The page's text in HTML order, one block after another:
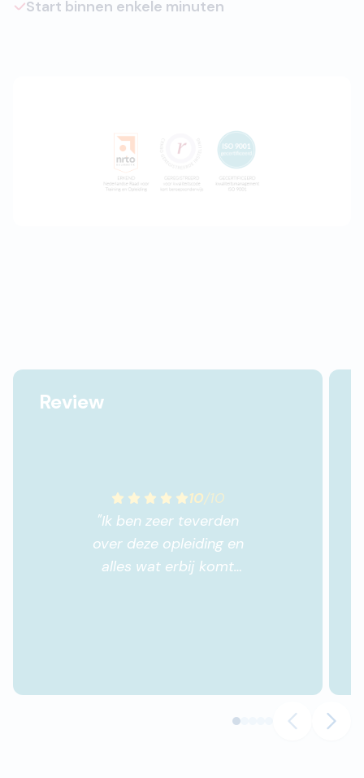
Start binnen enkele minuten
Review
10/10
"Ik ben zeer teverden
over deze opleiding en
alles wat erbij komt